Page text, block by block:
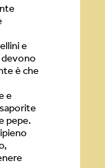
e
è che
e
pepe.